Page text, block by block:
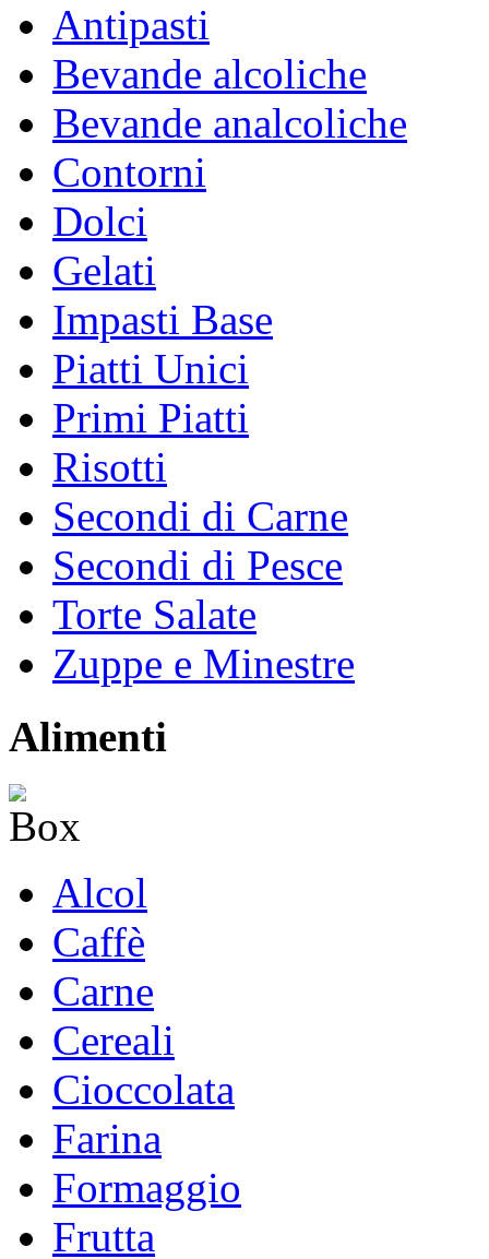
Antipasti
Bevande alcoliche
Bevande analcoliche
Contorni
Dolci
Gelati
Impasti Base
Piatti Unici
Primi Piatti
Risotti
Secondi di Carne
Secondi di Pesce
Torte Salate
Zuppe e Minestre
Alimenti
Alcol
Caffè
Carne
Cereali
Cioccolata
Farina
Formaggio
Frutta